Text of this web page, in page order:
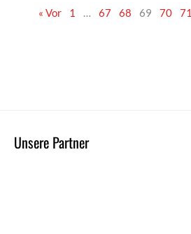
« Vor 1 … 67 68 69 70 71
Unsere Partner